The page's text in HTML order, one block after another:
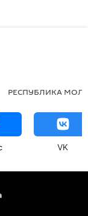
РЕСПУБЛИКА
VK